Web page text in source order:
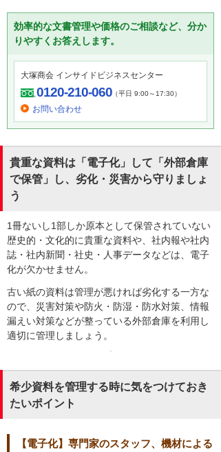
効率的な文書管理や価格のご相談など、分か
りやすくお答えします。
大塚商会 インサイドビジネスセンター
0120-210-060（平日 9:00～17:30）
お問い合わせ
貴重な資料は「電子化」して「外部倉庫
で保管」し、劣化・災害から守りましょ
う
1冊ないし1部しか原本として保管されていない
歴史的・文化的に貴重な資料や、社内報や社内
誌・社内新聞・社史・人事データなどは、電子
化が欠かせません。
古い紙の資料は管理が悪ければ劣化する一方な
ので、災害対策や防火・防湿・防水対策、情報
漏えい対策などが整っている外部倉庫を利用し
適切に管理しましょう。
希少資料を管理する時に気をつけておき
たいポイント
【電子化】専門家のスタッフ、機材による